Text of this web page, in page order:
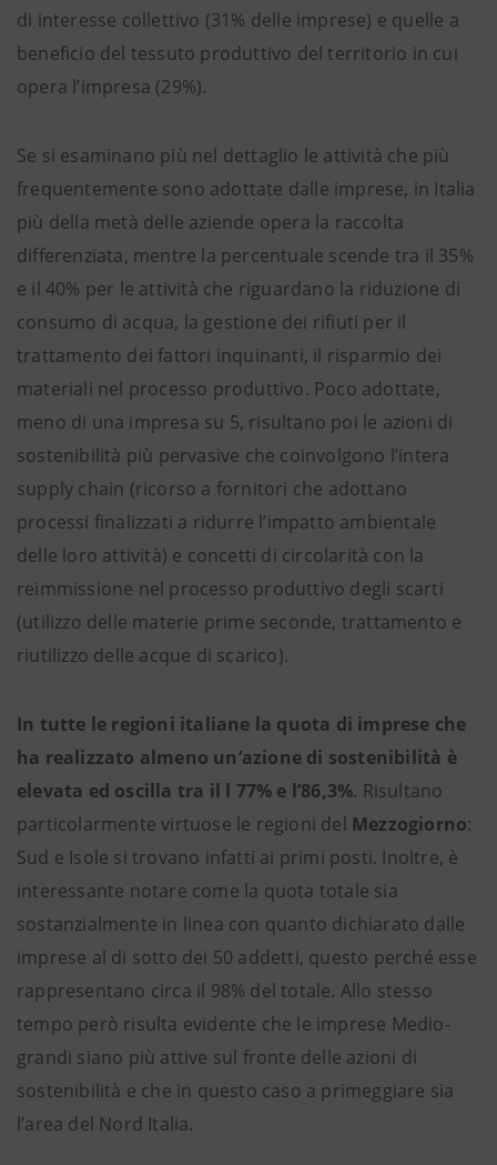
di interesse collettivo (31% delle imprese) e quelle a
beneficio del tessuto produttivo del territorio in cui
opera l’impresa (29%).
Se si esaminano più nel dettaglio le attività che più
frequentemente sono adottate dalle imprese, in Italia
più della metà delle aziende opera la raccolta
differenziata, mentre la percentuale scende tra il 35%
e il 40% per le attività che riguardano la riduzione di
consumo di acqua, la gestione dei rifiuti per il
trattamento dei fattori inquinanti, il risparmio dei
materiali nel processo produttivo. Poco adottate,
meno di una impresa su 5, risultano poi le azioni di
sostenibilità più pervasive che coinvolgono l’intera
supply chain (ricorso a fornitori che adottano
processi finalizzati a ridurre l’impatto ambientale
delle loro attività) e concetti di circolarità con la
reimmissione nel processo produttivo degli scarti
(utilizzo delle materie prime seconde, trattamento e
riutilizzo delle acque di scarico).
In tutte le regioni italiane la quota di imprese che
ha realizzato almeno un’azione di sostenibilità è
elevata ed oscilla tra il l 77% e l’86,3%. Risultano
particolarmente virtuose le regioni del Mezzogiorno:
Sud e Isole si trovano infatti ai primi posti. Inoltre, è
interessante notare come la quota totale sia
sostanzialmente in linea con quanto dichiarato dalle
imprese al di sotto dei 50 addetti, questo perché esse
rappresentano circa il 98% del totale. Allo stesso
tempo però risulta evidente che le imprese Medio-
grandi siano più attive sul fronte delle azioni di
sostenibilità e che in questo caso a primeggiare sia
l’area del Nord Italia.